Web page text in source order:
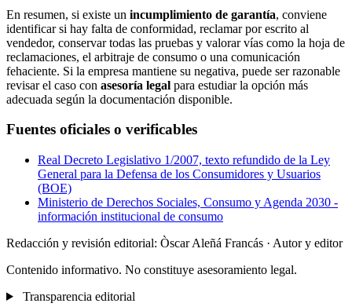
En resumen, si existe un incumplimiento de garantía, conviene
identificar si hay falta de conformidad, reclamar por escrito al
vendedor, conservar todas las pruebas y valorar vías como la hoja de
reclamaciones, el arbitraje de consumo o una comunicación
fehaciente. Si la empresa mantiene su negativa, puede ser razonable
revisar el caso con asesoría legal para estudiar la opción más
adecuada según la documentación disponible.
Fuentes oficiales o verificables
Real Decreto Legislativo 1/2007, texto refundido de la Ley
General para la Defensa de los Consumidores y Usuarios
(BOE)
Ministerio de Derechos Sociales, Consumo y Agenda 2030 -
información institucional de consumo
Redacción y revisión editorial: Òscar Aleñá Francás · Autor y editor
Contenido informativo. No constituye asesoramiento legal.
Transparencia editorial